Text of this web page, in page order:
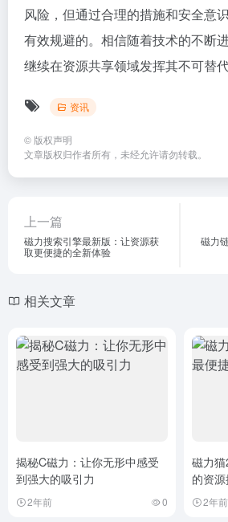
风险，但通过合理的措施和安全意
有效规避的。相信随着技术的不断
继续在资源共享领域发挥其不可替代
资讯
© 版权声明
文章版权归作者所有，未经允许请勿转载。
上一篇
磁力搜索引擎最新版：让资源获
取更便捷的全新体验
磁力
相关文章
揭秘C磁力：让你无形中感受
到强大的吸引力
2年前 0
磁力
的资
2年前